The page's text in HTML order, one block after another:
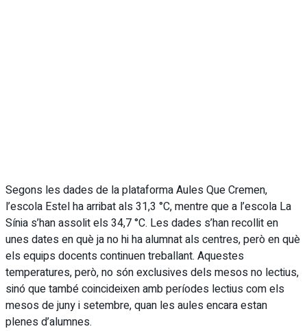
Segons les dades de la plataforma Aules Que Cremen,
l’escola Estel ha arribat als 31,3 °C, mentre que a l’escola La
Sínia s’han assolit els 34,7 °C. Les dades s’han recollit en
unes dates en què ja no hi ha alumnat als centres, però en què
els equips docents continuen treballant. Aquestes
temperatures, però, no són exclusives dels mesos no lectius,
sinó que també coincideixen amb períodes lectius com els
mesos de juny i setembre, quan les aules encara estan
plenes d’alumnes.